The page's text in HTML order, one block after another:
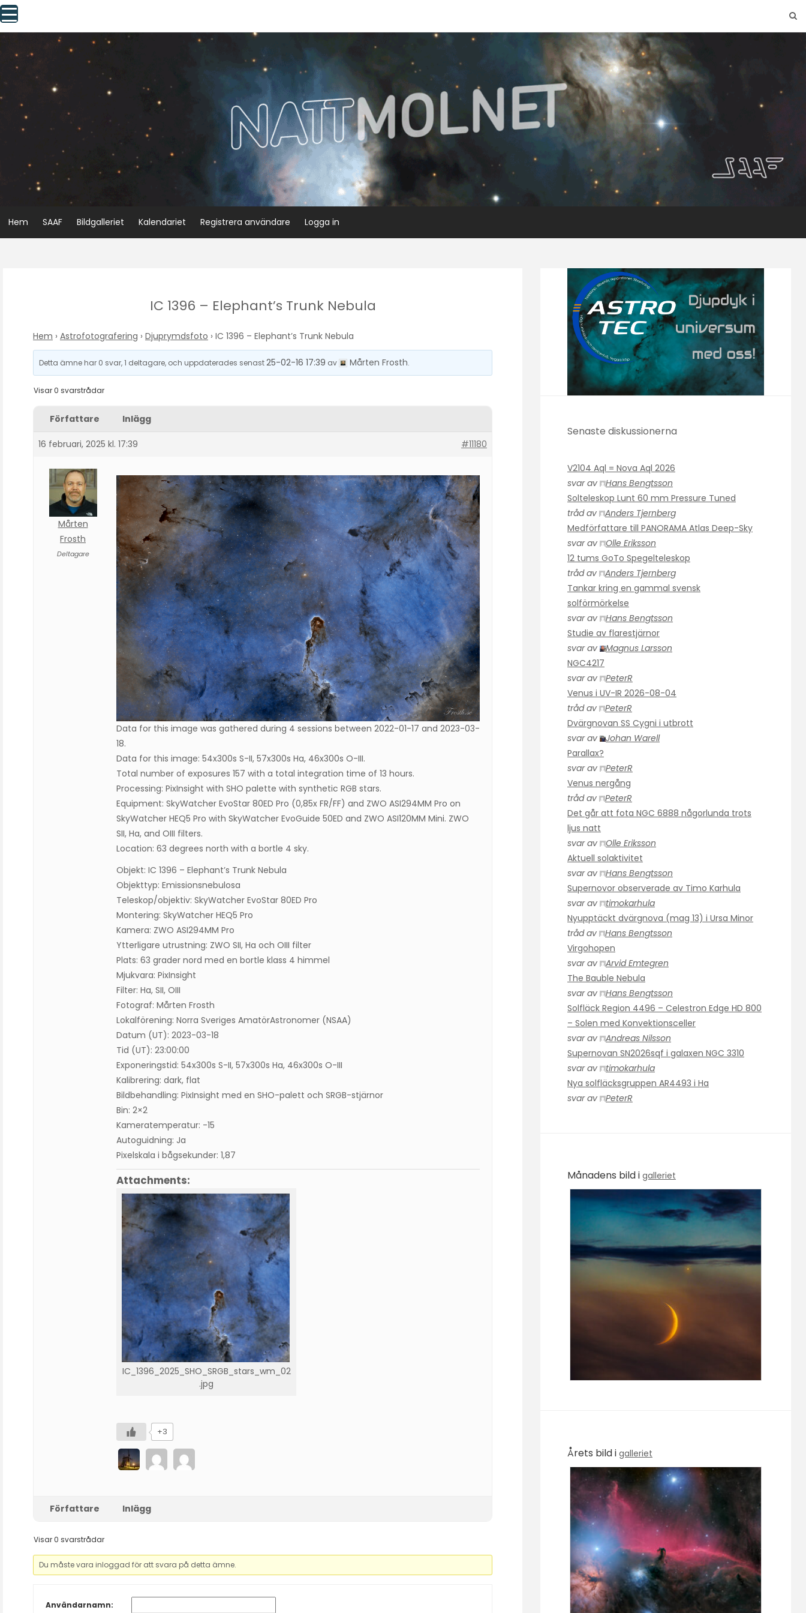
Skip
to
content
Hem SAAF Bildgalleriet Kalendariet Registrera användare Logga in
IC 1396 – Elephant’s Trunk Nebula
Hem › Astrofotografering › Djuprymdsfoto › IC 1396 – Elephant’s Trunk Nebula
Detta ämne har 0 svar, 1 deltagare, och uppdaterades senast25-02-16 17:39 av Mårten Frosth.
Visar 0 svarstrådar
Författare Inlägg
16 februari, 2025 kl. 17:39 #11180
Mårten
Frosth
Deltagare
Data for this image was gathered during 4 sessions between 2022-01-17 and 2023-03-
18.
Data for this image: 54x300s S-II, 57x300s Ha, 46x300s O-III.
Total number of exposures 157 with a total integration time of 13 hours.
Processing: PixInsight with SHO palette with synthetic RGB stars.
Equipment: SkyWatcher EvoStar 80ED Pro (0,85x FR/FF) and ZWO ASI294MM Pro on
SkyWatcher HEQ5 Pro with SkyWatcher EvoGuide 50ED and ZWO ASI120MM Mini. ZWO
SII, Ha, and OIII filters.
Location: 63 degrees north with a bortle 4 sky.
Objekt: IC 1396 – Elephant’s Trunk Nebula
Objekttyp: Emissionsnebulosa
Teleskop/objektiv: SkyWatcher EvoStar 80ED Pro
Montering: SkyWatcher HEQ5 Pro
Kamera: ZWO ASI294MM Pro
Ytterligare utrustning: ZWO SII, Ha och OIII filter
Plats: 63 grader nord med en bortle klass 4 himmel
Mjukvara: PixInsight
Filter: Ha, SII, OIII
Fotograf: Mårten Frosth
Lokalförening: Norra Sveriges AmatörAstronomer (NSAA)
Datum (UT): 2023-03-18
Tid (UT): 23:00:00
Exponeringstid: 54x300s S-II, 57x300s Ha, 46x300s O-III
Kalibrering: dark, flat
Bildbehandling: PixInsight med en SHO-palett och SRGB-stjärnor
Bin: 2×2
Kameratemperatur: -15
Autoguidning: Ja
Pixelskala i bågsekunder: 1,87
Attachments:
IC_1396_2025_SHO_SRGB_stars_wm_02
.jpg
+3
Författare Inlägg
Visar 0 svarstrådar
Du måste vara inloggad för att svara på detta ämne.
Användarnamn:
Senaste diskussionerna
V2104 Aql = Nova Aql 2026
svar av
Hans Bengtsson
Solteleskop Lunt 60 mm Pressure Tuned
tråd av
Anders Tjernberg
Medförfattare till PANORAMA Atlas Deep-Sky
svar av
Olle Eriksson
12 tums GoTo Spegelteleskop
tråd av
Anders Tjernberg
Tankar kring en gammal svensk
solförmörkelse
svar av
Hans Bengtsson
Studie av flarestjärnor
svar av
Magnus Larsson
NGC4217
svar av
PeterR
Venus i UV-IR 2026-08-04
tråd av
PeterR
Dvärgnovan SS Cygni i utbrott
svar av
Johan Warell
Parallax?
svar av
PeterR
Venus nergång
tråd av
PeterR
Det går att fota NGC 6888 någorlunda trots
ljus natt
svar av
Olle Eriksson
Aktuell solaktivitet
svar av
Hans Bengtsson
Supernovor observerade av Timo Karhula
svar av
timokarhula
Nyupptäckt dvärgnova (mag 13) i Ursa Minor
tråd av
Hans Bengtsson
Virgohopen
svar av
Arvid Emtegren
The Bauble Nebula
svar av
Hans Bengtsson
Solfläck Region 4496 – Celestron Edge HD 800
– Solen med Konvektionsceller
svar av
Andreas Nilsson
Supernovan SN2026sqf i galaxen NGC 3310
svar av
timokarhula
Nya solfläcksgruppen AR4493 i Ha
svar av
PeterR
Månadens bild i galleriet
Årets bild i galleriet